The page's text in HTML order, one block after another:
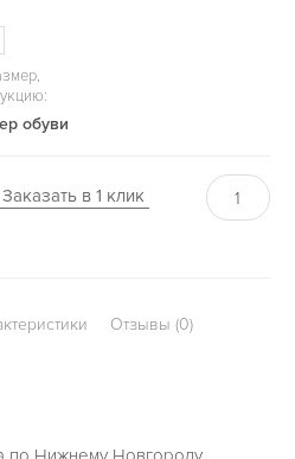
обуви
Заказать в 1 клик
Отзывы (0)